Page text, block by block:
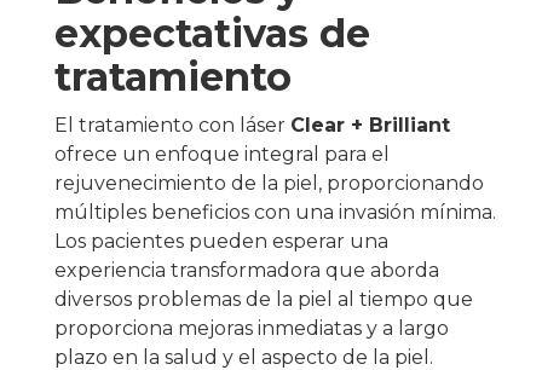
expectativas de
tratamiento
El tratamiento con láser Clear + Brilliant
ofrece un enfoque integral para el
rejuvenecimiento de la piel, proporcionando
múltiples beneficios con una invasión mínima.
Los pacientes pueden esperar una
experiencia transformadora que aborda
diversos problemas de la piel al tiempo que
proporciona mejoras inmediatas y a largo
plazo en la salud y el aspecto de la piel.